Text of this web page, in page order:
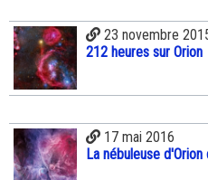
23 novembre
212 heures sur Orion
17 mai 2016
La nébuleuse